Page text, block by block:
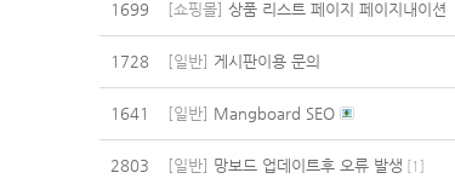
1699 [쇼핑몰] 상품 리스트 페이지 페이지내이션
1728 [일반] 게시판이용 문의
1641 [일반] Mangboard SEO
2803 [일반] 망보드 업데이트후 오류 발생 [1 ]